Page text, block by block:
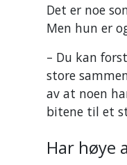
Det er noe
Men hun er
– Du kan
store
av at noen
bitene til et
Har høye